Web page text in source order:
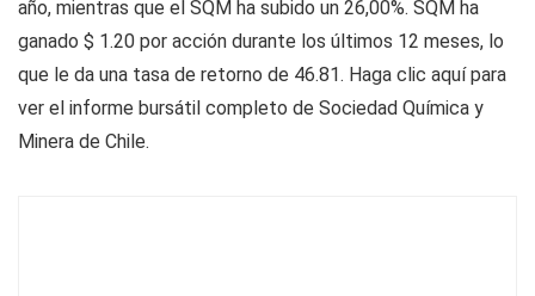
año, mientras que el SQM ha subido un 26,00%. SQM ha
ganado $ 1.20 por acción durante los últimos 12 meses, lo
que le da una tasa de retorno de 46.81. Haga clic aquí para
ver el informe bursátil completo de Sociedad Química y
Minera de Chile.